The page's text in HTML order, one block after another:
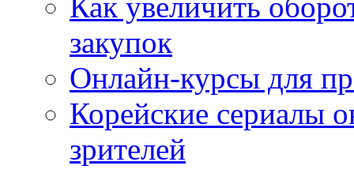
Как увеличить
закупок
Онлайн-курсы для
Корейские сериалы
зрителей